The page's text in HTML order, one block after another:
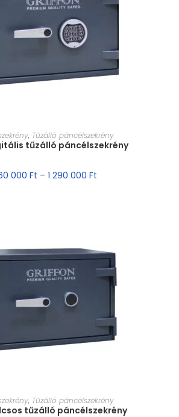
MÉRET VÁLASZTÁSA
, Tűzálló páncélszekrény
tűzálló páncélszekrény
000 Ft – 1 290 000 Ft
MÉRET VÁLASZTÁSA
, Tűzálló páncélszekrény
tűzálló páncélszekrény